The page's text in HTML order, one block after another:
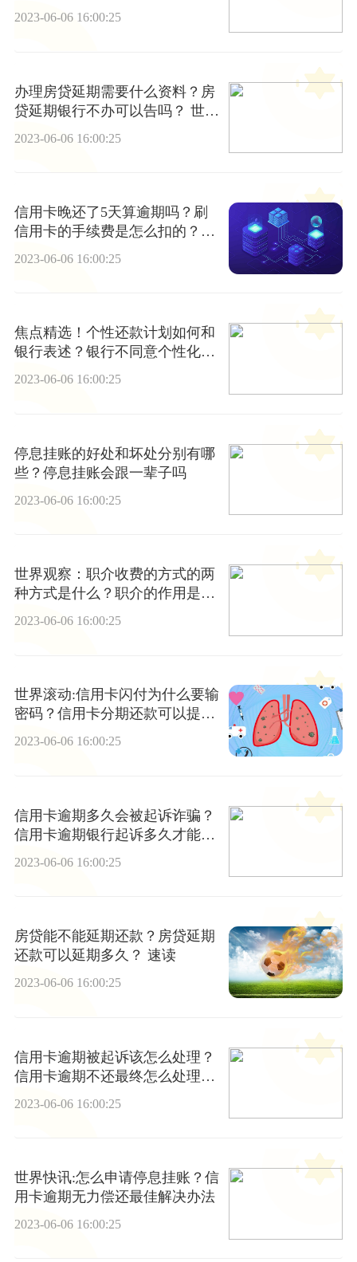
开庭如何应诉?
2023-06-06 16:00:25
办理房贷延期需要什么资料？房
贷延期银行不办可以告吗？ 世界
2023-06-06 16:00:25
信用卡晚还了5天算逾期吗？刷
信用卡的手续费是怎么扣的？_
2023-06-06 16:00:25
焦点精选！个性还款计划如何和
银行表述？银行不同意个性化分
期还款怎么办？
2023-06-06 16:00:25
停息挂账的好处和坏处分别有哪
些？停息挂账会跟一辈子吗
2023-06-06 16:00:25
世界观察：职介收费的方式的两
种方式是什么？职介的作用是什
么？
2023-06-06 16:00:25
世界滚动:信用卡闪付为什么要输
密码？信用卡分期还款可以提前
还吗？
2023-06-06 16:00:25
信用卡逾期多久会被起诉诈骗？
信用卡逾期银行起诉多久才能立
2023-06-06 16:00:25
房贷能不能延期还款？房贷延期
还款可以延期多久？ 速读
2023-06-06 16:00:25
信用卡逾期被起诉该怎么处理？
信用卡逾期不还最终怎么处理？-
2023-06-06 16:00:25
世界快讯:怎么申请停息挂账？信
用卡逾期无力偿还最佳解决办法
2023-06-06 16:00:25